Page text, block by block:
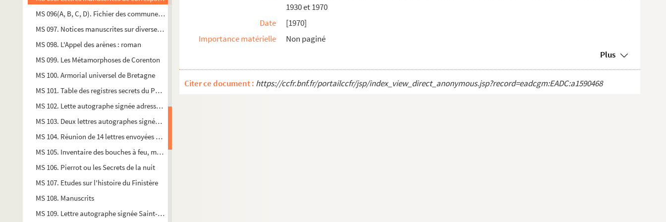
MS 096(A, B, C, D). Fichier des communes du Finistère
MS 097. Notices manuscrites sur diverses communes du Finistère
MS 098. L'Appel des arènes : roman
MS 099. Les Métamorphoses de Corenton
MS 100. Armorial universel de Bretagne
MS 101. Table des registres secrets du Parlement de Bretagne, pour trouver tous les arr©ets rendus sur chaqu...
MS 102. Lette autographe signée adressée à "Bien chère dame", Brest, 22 février 1869
MS 103. Deux lettres autographes signées Rochefort 8 août 1806 et Brest 28 avril 1819
MS 104. Réunion de 14 lettres envoyées de Brest par des officiers de marine, des médecins et des pharmaciens...
MS 105. Inventaire des bouches à feu, munitions et ustensiles réparties sur chacune des batteries qui borden...
MS 106. Pierrot ou les Secrets de la nuit
MS 107. Etudes sur l'histoire du Finistère
MS 108. Manuscrits
MS 109. Lettre autographe signée Saint-Germain adressée au marquis de Langeron, lieutenant général à Brest
1930 et 1970
Date
[1970]
Importance matérielle
Non paginé
Plus
Citer ce document : https://ccfr.bnf.fr/portailccfr/jsp/index_view_direct_anonymous.jsp?record=eadcgm:EADC:a1590468